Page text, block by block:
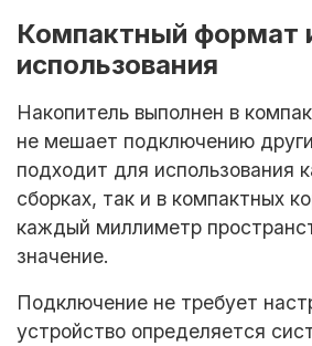
Компактный формат
использования
Накопитель выполнен в
не мешает подключению
подходит для использования
сборках, так и в компактных
каждый миллиметр
значение.
Подключение не требует
устройство определяется